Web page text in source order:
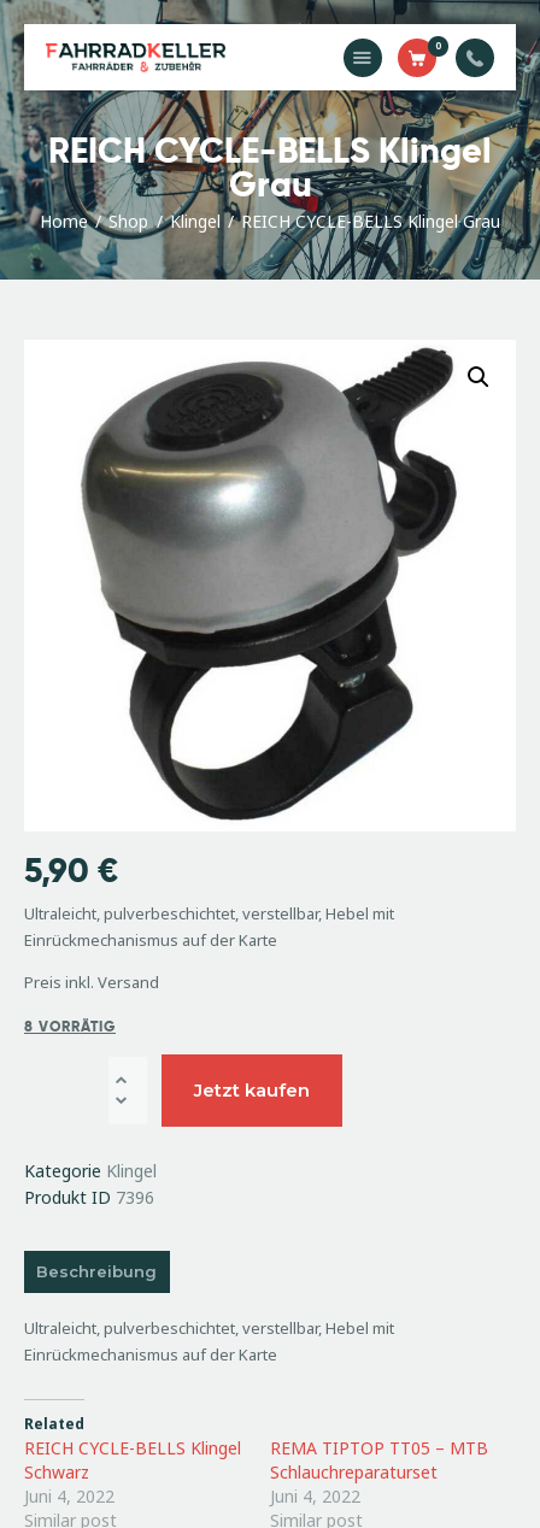
0
REICH CYCLE-BELLS Klingel
Grau
Home Shop Klingel REICH CYCLE-BELLS Klingel Grau
Home
Unsere
Dienstleistungen
Shop
Kontakt
5,90 €
Ultraleicht, pulverbeschichtet, verstellbar, Hebel mit
Einrückmechanismus auf der Karte
Preis inkl. Versand
8 VORRÄTIG
Jetzt kaufen
Kategorie Klingel
Produkt ID 7396
Beschreibung
Ultraleicht, pulverbeschichtet, verstellbar, Hebel mit
Einrückmechanismus auf der Karte
Related
REICH CYCLE-BELLS Klingel
Schwarz
Juni 4, 2022
Similar post
REMA TIPTOP TT05 – MTB
Schlauchreparaturset
Juni 4, 2022
Similar post